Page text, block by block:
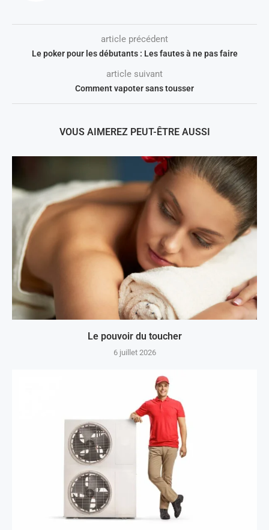
article précédent
Le poker pour les débutants : Les fautes à ne pas faire
article suivant
Comment vapoter sans tousser
VOUS AIMEREZ PEUT-ÊTRE AUSSI
Le pouvoir du toucher
6 juillet 2026